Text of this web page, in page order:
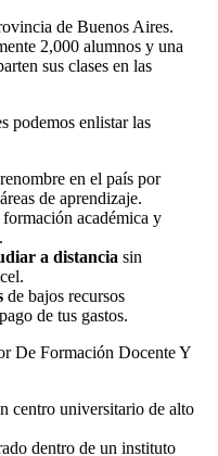
de Buenos Aires.
2,000 alumnos y una
sus clases en las
podemos enlistar las
en el país por
de aprendizaje.
formación académica y
a distancia sin
de bajos recursos
de tus gastos.
De Formación Docente Y
centro universitario de alto
dentro de un instituto